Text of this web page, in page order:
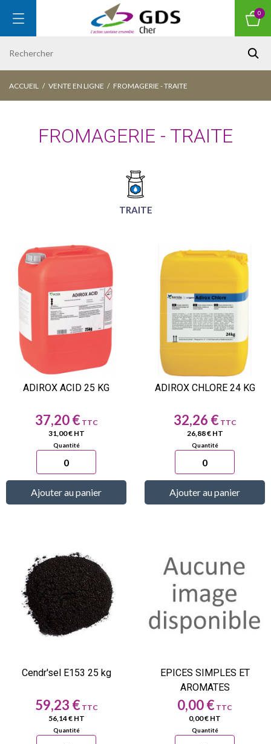
0
ACCUEIL VENTE EN LIGNE FROMAGERIE - TRAITE
FROMAGERIE - TRAITE
TRAITE
ADIROX ACID 25 KG
Prix
37,20 €
31,00 € HT
Ajouter au panier
ADIROX CHLORE 24 KG
Prix
32,26 €
26,88 € HT
Ajouter au panier
Cendr'sel E153 25 kg
Prix
59,23 €
56,14 € HT
EPICES SIMPLES ET
AROMATES
Prix
0,00 €
0,00 € HT